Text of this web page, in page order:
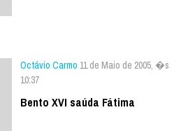
Octávio Carmo 11 de Maio de 2005, �s
10:37
Bento XVI saúda Fátima